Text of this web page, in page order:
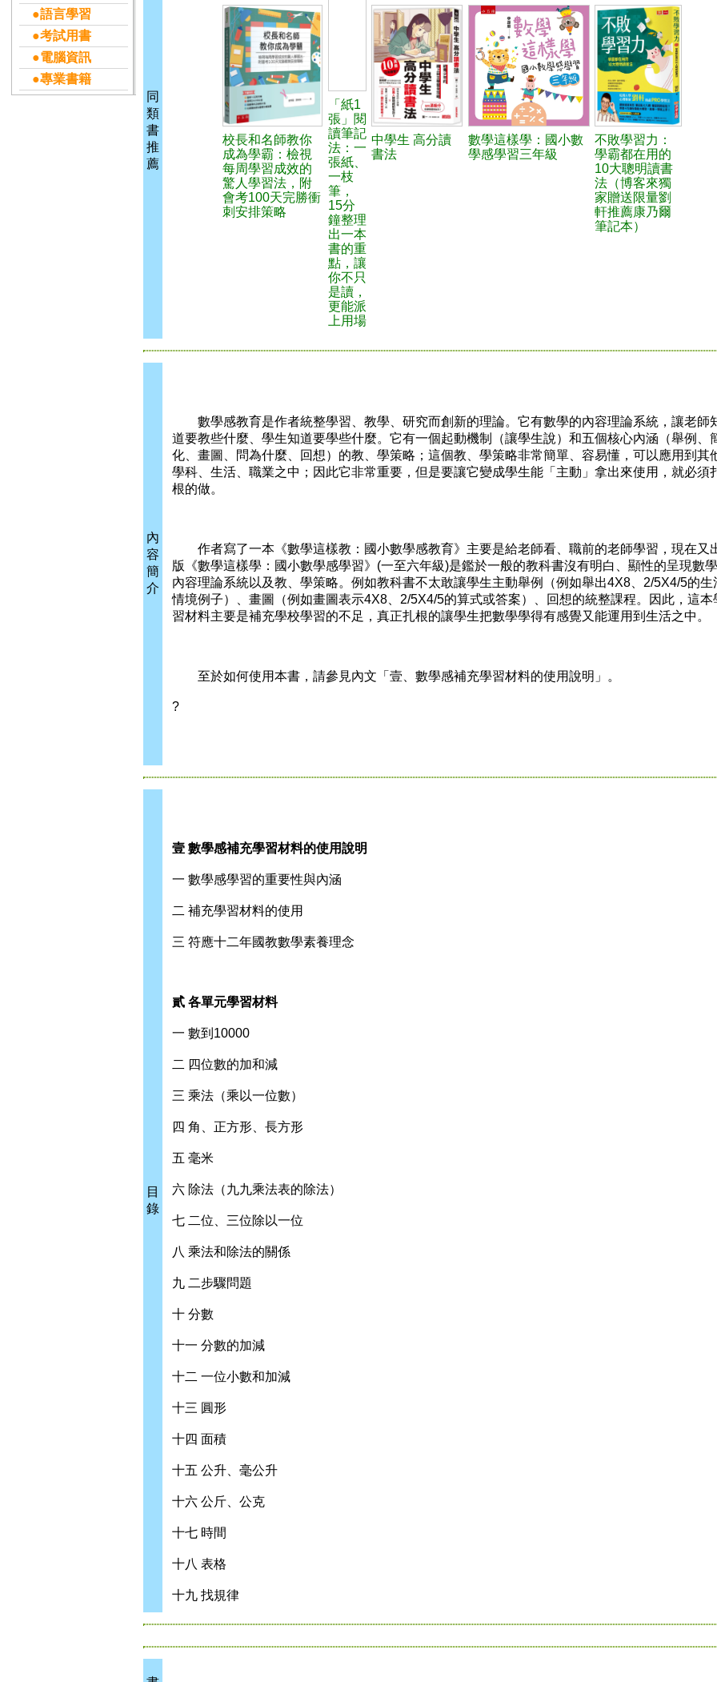
●語言學習
●考試用書
●電腦資訊
●專業書籍
同
類
書
推
薦
校長和名師教你
成為學霸：檢視
每周學習成效的
驚人學習法，附
會考100天完勝衝
刺安排策略
「紙1
張」閱
讀筆記
法：一
張紙、
一枝
筆，
15分
鐘整理
出一本
書的重
點，讓
你不只
是讀，
更能派
上用場
中學生 高分讀
書法
數學這樣學：國小數
學感學習三年級
不敗學習力：
學霸都在用的
10大聰明讀書
法（博客來獨
家贈送限量劉
軒推薦康乃爾
筆記本）
內
容
簡
介
數學感教育是作者統整學習、教學、研究而創新的理論。它有數學的內容理論系統，讓老師
道要教些什麼、學生知道要學些什麼。它有一個起動機制（讓學生說）和五個核心內涵（舉例、
化、畫圖、問為什麼、回想）的教、學策略；這個教、學策略非常簡單、容易懂，可以應用到其
學科、生活、職業之中；因此它非常重要，但是要讓它變成學生能「主動」拿出來使用，就必須
根的做。
作者寫了一本《數學這樣教：國小數學感教育》主要是給老師看、職前的老師學習，現在又
版《數學這樣學：國小數學感學習》(一至六年級)是鑑於一般的教科書沒有明白、顯性的呈現數
內容理論系統以及教、學策略。例如教科書不太敢讓學生主動舉例（例如舉出4X8、2/5X4/5的生
情境例子）、畫圖（例如畫圖表示4X8、2/5X4/5的算式或答案）、回想的統整課程。因此，這本
習材料主要是補充學校學習的不足，真正扎根的讓學生把數學學得有感覺又能運用到生活之中。
至於如何使用本書，請參見內文「壹、數學感補充學習材料的使用說明」。
?
目
錄
壹 數學感補充學習材料的使用說明
一 數學感學習的重要性與內涵
二 補充學習材料的使用
三 符應十二年國教數學素養理念
貳 各單元學習材料
一 數到10000
二 四位數的加和減
三 乘法（乘以一位數）
四 角、正方形、長方形
五 毫米
六 除法（九九乘法表的除法）
七 二位、三位除以一位
八 乘法和除法的關係
九 二步驟問題
十 分數
十一 分數的加減
十二 一位小數和加減
十三 圓形
十四 面積
十五 公升、毫公升
十六 公斤、公克
十七 時間
十八 表格
十九 找規律